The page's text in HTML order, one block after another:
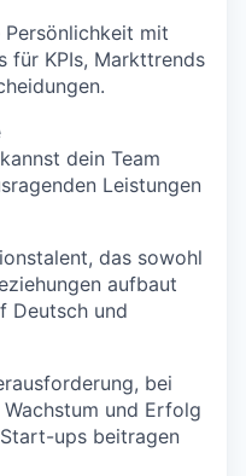
mit
für KPIs, Markttrends
dein Team
Leistungen
das sowohl
aufbaut
Deutsch und
bei
und Erfolg
ups beitragen